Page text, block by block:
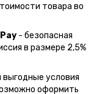
товара во
- безопасная
в размере 2,5%
выгодные условия
оформить